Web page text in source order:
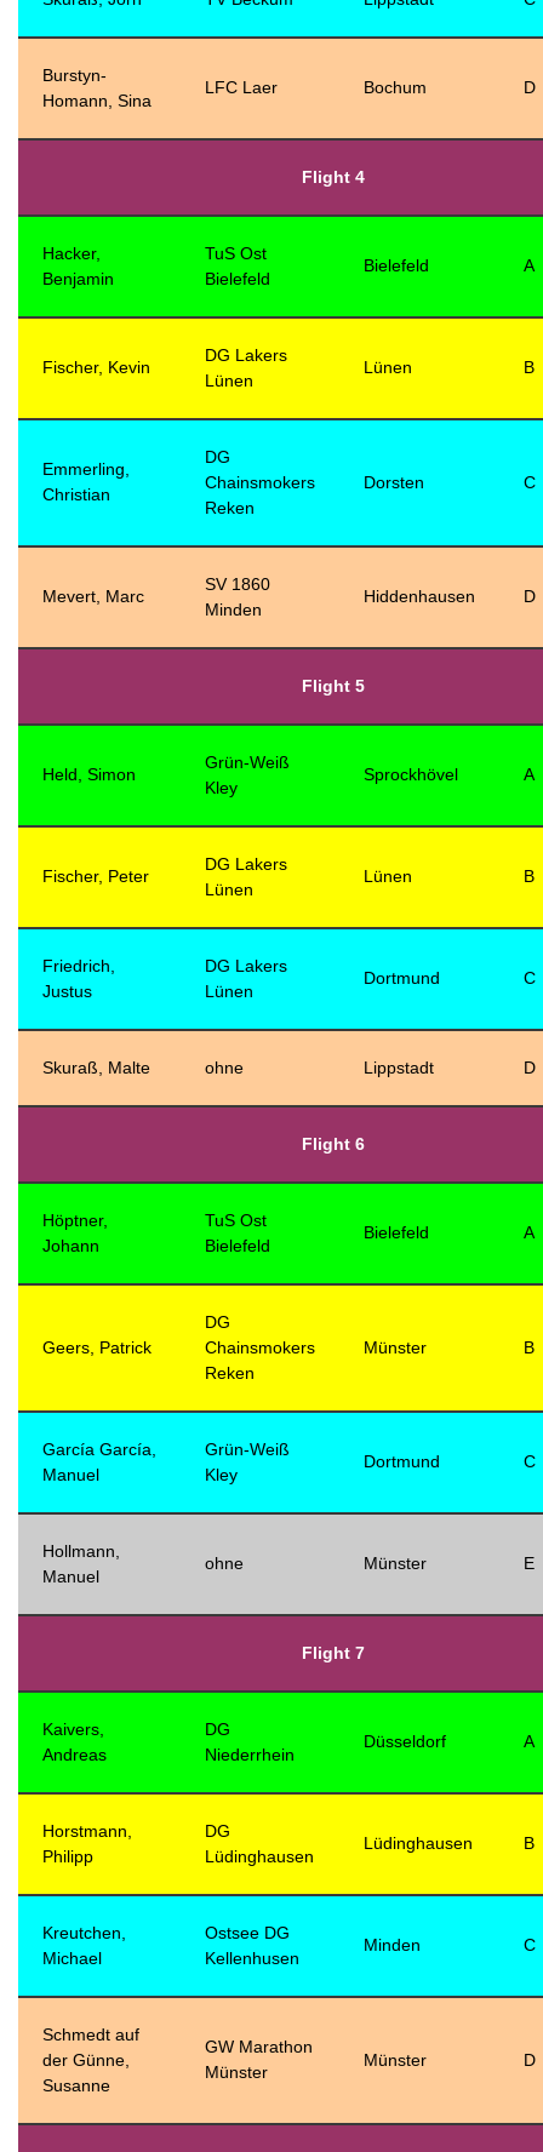
Burstyn-
Homann, Sina
LFC Laer Bochum D
Flight 4
Hacker,
Benjamin
TuS Ost
Bielefeld
Bielefeld A
Fischer, Kevin
DG Lakers
Lünen
Lünen B
Emmerling,
Christian
DG
Chainsmokers
Reken
Dorsten C
Mevert, Marc
SV 1860
Minden
Hiddenhausen D
Flight 5
Held, Simon
Grün-Weiß
Kley
Sprockhövel A
Fischer, Peter
DG Lakers
Lünen
Lünen B
Friedrich,
Justus
DG Lakers
Lünen
Dortmund C
Skuraß, Malte ohne Lippstadt D
Flight 6
Höptner,
Johann
TuS Ost
Bielefeld
Bielefeld A
Geers, Patrick
DG
Chainsmokers
Reken
Münster B
García García,
Manuel
Grün-Weiß
Kley
Dortmund C
Hollmann,
Manuel
ohne Münster E
Flight 7
Kaivers,
Andreas
DG
Niederrhein
Düsseldorf A
Horstmann,
Philipp
DG
Lüdinghausen
Lüdinghausen B
Kreutchen,
Michael
Ostsee DG
Kellenhusen
Minden C
Schmedt auf
der Günne,
Susanne
GW Marathon
Münster
Münster D